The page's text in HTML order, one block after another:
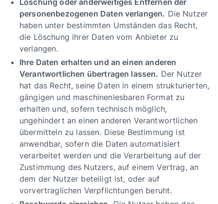
Löschung oder anderweitiges Entfernen der
personenbezogenen Daten verlangen. Die Nutzer
haben unter bestimmten Umständen das Recht,
die Löschung ihrer Daten vom Anbieter zu
verlangen.
Ihre Daten erhalten und an einen anderen
Verantwortlichen übertragen lassen. Der Nutzer
hat das Recht, seine Daten in einem strukturierten,
gängigen und maschinenlesbaren Format zu
erhalten und, sofern technisch möglich,
ungehindert an einen anderen Verantwortlichen
übermitteln zu lassen. Diese Bestimmung ist
anwendbar, sofern die Daten automatisiert
verarbeitet werden und die Verarbeitung auf der
Zustimmung des Nutzers, auf einem Vertrag, an
dem der Nutzer beteiligt ist, oder auf
vorvertraglichen Verpflichtungen beruht.